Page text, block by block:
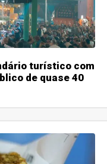
turístico com
de quase 40